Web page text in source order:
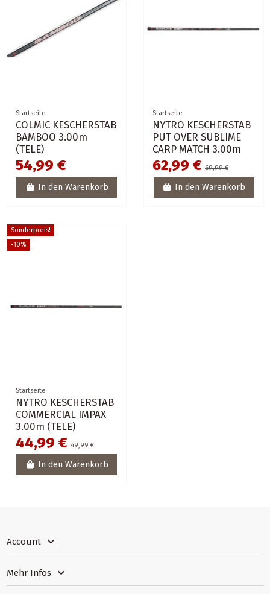
Startseite
COLMIC KESCHERSTAB
BAMBOO 3.00m
(TELE)
54,99 €
In den Warenkorb
Startseite
NYTRO KESCHERSTAB
PUT OVER SUBLIME
CARP MATCH 3.00m
62,99 € 69,99 €
In den Warenkorb
Sonderpreis!
-10%
Startseite
NYTRO KESCHERSTAB
COMMERCIAL IMPAX
3.00m (TELE)
44,99 €49,99 €
In den Warenkorb
Account
Mehr Infos